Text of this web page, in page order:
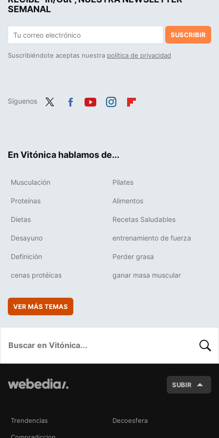
SEMANAL
SUSCRIBIR
Suscribiéndote aceptas nuestra política de privacidad
Síguenos
En Vitónica hablamos de...
Musculación Pilates
Proteínas Alimentos
Dietas Recetas Saludables
Desayuno entrenamiento de fuerza
Definición Perder grasa
cenas protéicas ganar masa muscular
VER MÁS TEMAS
SUBIR
Trendencias Decoesfera